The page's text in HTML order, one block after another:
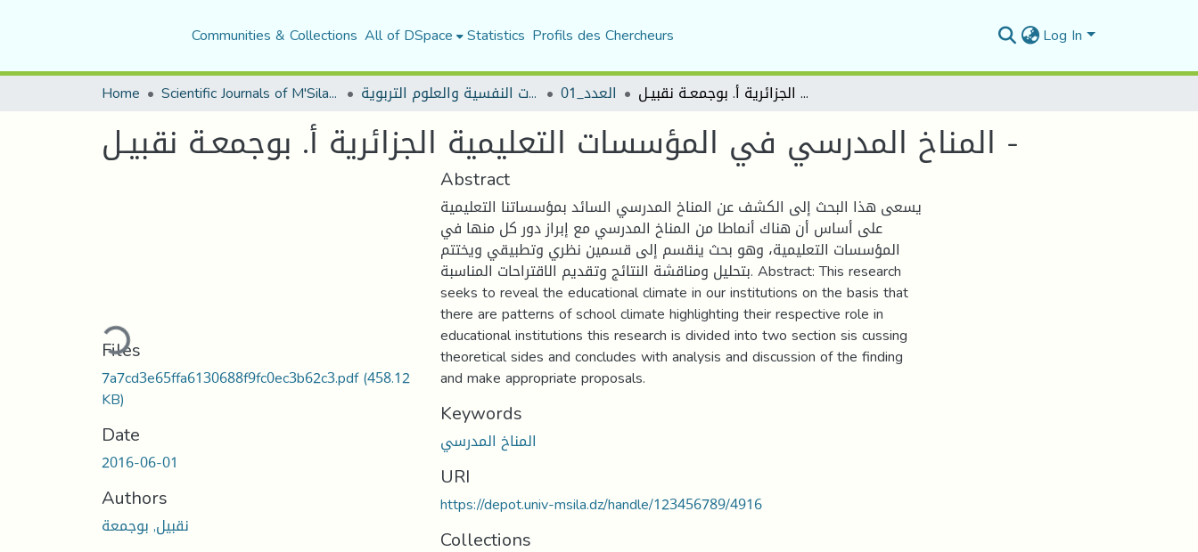
Communities & Collections All of DSpace Statistics Profils des Chercheurs Log In
Home Scientific Journals of M'Sila University مجلة الجامع في الدراسات النفسية والعلوم التربوية العدد_01 المناخ المدرسي في المؤسسات التعليمية الجزائرية أ. بوجمعـة نقبيـل -
المناخ المدرسي في المؤسسات التعليمية الجزائرية أ. بوجمعـة نقبيـل -
Loading...
Files
7a7cd3e65ffa6130688f9fc0ec3b62c3.pdf(458.12
KB)
Date
2016-06-01
Authors
نقبيل, بوجمعة
Abstract
يسعى هذا البحث إلى الكشف عن المناخ المدرسي السائد بمؤسساتنا التعليمية
على أساس أن هناك أنماطا من المناخ المدرسي مع إبراز دور كل منها في
المؤسسات التعليمية، وهو بحث ينقسم إلى قسمين نظري وتطبيقي ويختتم
بتحليل ومناقشة النتائج وتقديم الاقتراحات المناسبة. Abstract: This research
seeks to reveal the educational climate in our institutions on the basis that
there are patterns of school climate highlighting their respective role in
educational institutions this research is divided into two section sis cussing
theoretical sides and concludes with analysis and discussion of the finding
and make appropriate proposals.
Keywords
المناخ المدرسي
URI
https://depot.univ-msila.dz/handle/123456789/4916
Collections